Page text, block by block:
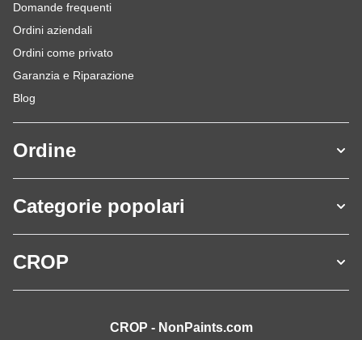
Domande frequenti
Ordini aziendali
Ordini come privato
Garanzia e Riparazione
Blog
Ordine
Categorie popolari
CROP
CROP - NonPaints.com